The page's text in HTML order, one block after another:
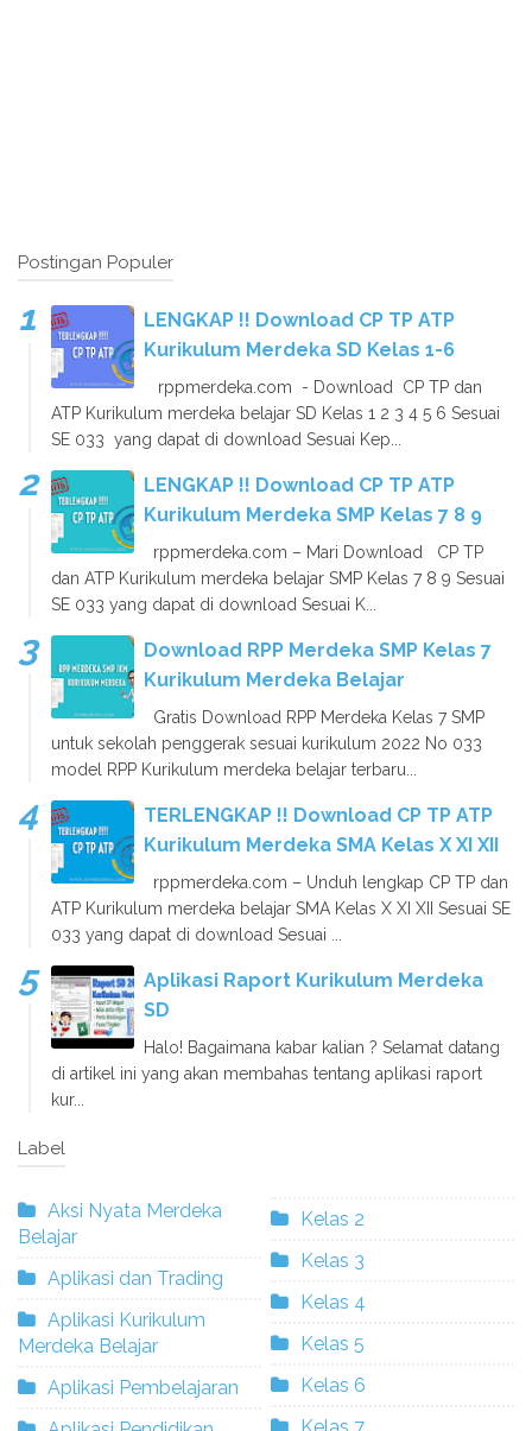
Postingan Populer
LENGKAP !! Download CP TP ATP
Kurikulum Merdeka SD Kelas 1-6
rppmerdeka.com - Download CP TP dan
ATP Kurikulum merdeka belajar SD Kelas 1 2 3 4 5 6 Sesuai
SE 033 yang dapat di download Sesuai Kep...
LENGKAP !! Download CP TP ATP
Kurikulum Merdeka SMP Kelas 7 8 9
rppmerdeka.com – Mari Download CP TP
dan ATP Kurikulum merdeka belajar SMP Kelas 7 8 9 Sesuai
SE 033 yang dapat di download Sesuai K...
Download RPP Merdeka SMP Kelas 7
Kurikulum Merdeka Belajar
Gratis Download RPP Merdeka Kelas 7 SMP
untuk sekolah penggerak sesuai kurikulum 2022 No 033
model RPP Kurikulum merdeka belajar terbaru...
TERLENGKAP !! Download CP TP ATP
Kurikulum Merdeka SMA Kelas X XI XII
rppmerdeka.com – Unduh lengkap CP TP dan
ATP Kurikulum merdeka belajar SMA Kelas X XI XII Sesuai SE
033 yang dapat di download Sesuai ...
Aplikasi Raport Kurikulum Merdeka
SD
Halo! Bagaimana kabar kalian ? Selamat datang
di artikel ini yang akan membahas tentang aplikasi raport
kur...
Label
Aksi Nyata Merdeka
Belajar
Aplikasi dan Trading
Aplikasi Kurikulum
Merdeka Belajar
Aplikasi Pembelajaran
Kelas 2
Kelas 3
Kelas 4
Kelas 5
Kelas 6